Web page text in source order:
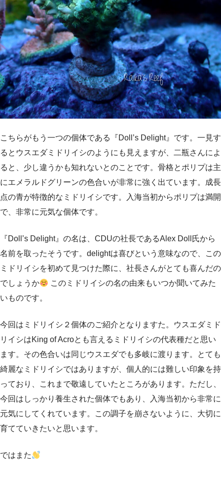
こちらがもう一つの個体である『Doll’s Delight』です。一見す
るとウスエダミドリイシのようにも見えますが、二瓶さんによ
ると、少し違うかも知れないとのことです。骨格とポリプは主
にエメラルドグリーンの色合いが非常に強く出ています。成長
点の青が特徴的なミドリイシです。入海当初からポリプは満開
で、非常に元気な個体です。
『Doll’s Delight』の名は、CDUの社長であるAlex Doll氏から
名前を取ったそうです。delightは喜びという意味なので、この
ミドリイシを初めて見つけた際に、社長さんがとても喜んだの
でしょうか
このミドリイシの名の由来もいつか聞いてみた
いものです。
今回はミドリイシ２個体のご紹介となりますた。ウスエダミド
リイシはKing of Acroとも言えるミドリイシの代表種だと思い
ます。その色合いは同じウスエダでも多岐に渡ります。とても
綺麗なミドリイシではありますが、個人的には難しい印象を持
っており、これまで敬遠していたところがあります。ただし、
今回はしっかり養生された個体でもあり、入海当初から非常に
元気にしてくれています。この調子を崩さないように、大切に
育てていきたいと思います。
ではまた